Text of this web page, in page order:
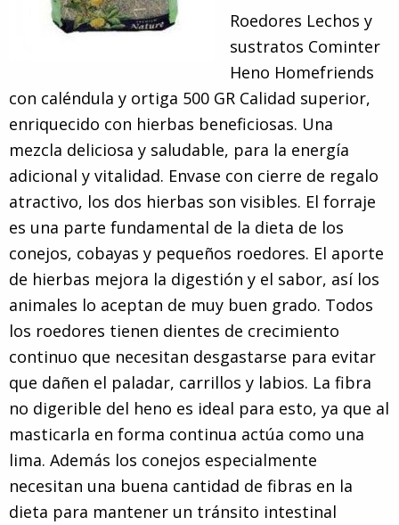
Roedores Lechos y
sustratos Cominter
Heno Homefriends
con caléndula y ortiga 500 GR Calidad superior,
enriquecido con hierbas beneficiosas. Una
mezcla deliciosa y saludable, para la energía
adicional y vitalidad. Envase con cierre de regalo
atractivo, los dos hierbas son visibles. El forraje
es una parte fundamental de la dieta de los
conejos, cobayas y pequeños roedores. El aporte
de hierbas mejora la digestión y el sabor, así los
animales lo aceptan de muy buen grado. Todos
los roedores tienen dientes de crecimiento
continuo que necesitan desgastarse para evitar
que dañen el paladar, carrillos y labios. La fibra
no digerible del heno es ideal para esto, ya que al
masticarla en forma continua actúa como una
lima. Además los conejos especialmente
necesitan una buena cantidad de fibras en la
dieta para mantener un tránsito intestinal